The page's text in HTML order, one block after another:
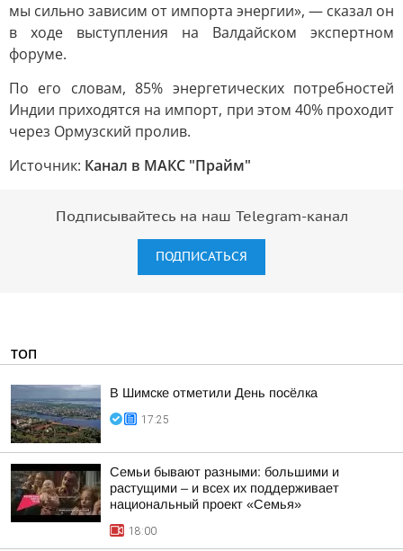
мы сильно зависим от импорта энергии», — сказал он
в ходе выступления на Валдайском экспертном
форуме.
По его словам, 85% энергетических потребностей
Индии приходятся на импорт, при этом 40% проходит
через Ормузский пролив.
Источник: Канал в МАКС "Прайм"
Подписывайтесь на наш Telegram-канал
ПОДПИСАТЬСЯ
ТОП
В Шимске отметили День посёлка
17:25
Семьи бывают разными: большими и
растущими – и всех их поддерживает
национальный проект «Семья»
18:00